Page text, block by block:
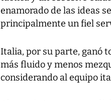
enamorado de las ideas
principalmente un fiel
Italia, por su parte, ganó
más fluido y menos
considerando al equipo